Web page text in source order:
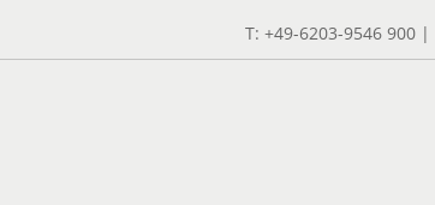
T: +49-6203-9546 900 |